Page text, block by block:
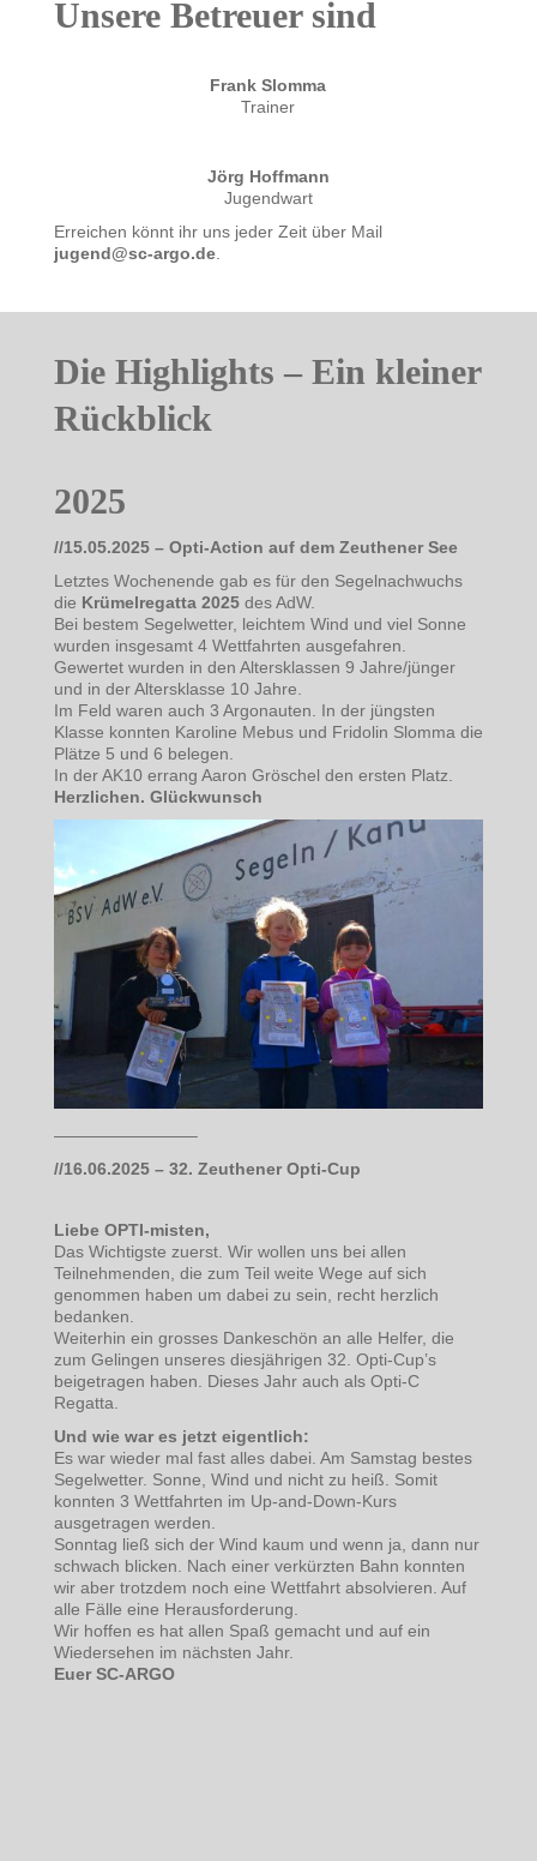
Unsere Betreuer sind
Frank Slomma
Trainer
Jörg Hoffmann
Jugendwart
Erreichen könnt ihr uns jeder Zeit über Mail
jugend@sc-argo.de.
Die Highlights – Ein kleiner
Rückblick
2025
//15.05.2025 – Opti-Action auf dem Zeuthener See
Letztes Wochenende gab es für den Segelnachwuchs
die Krümelregatta 2025des AdW.
Bei bestem Segelwetter, leichtem Wind und viel Sonne
wurden insgesamt 4 Wettfahrten ausgefahren.
Gewertet wurden in den Altersklassen 9 Jahre/jünger
und in der Altersklasse 10 Jahre.
Im Feld waren auch 3 Argonauten. In der jüngsten
Klasse konnten Karoline Mebus und Fridolin Slomma die
Plätze 5 und 6 belegen.
In der AK10 errang Aaron Gröschel den ersten Platz.
Herzlichen. Glückwunsch
————————–
//16.06.2025 – 32. Zeuthener Opti-Cup
Liebe OPTI-misten,
Das Wichtigste zuerst. Wir wollen uns bei allen
Teilnehmenden, die zum Teil weite Wege auf sich
genommen haben um dabei zu sein, recht herzlich
bedanken.
Weiterhin ein grosses Dankeschön an alle Helfer, die
zum Gelingen unseres diesjährigen 32. Opti-Cup’s
beigetragen haben. Dieses Jahr auch als Opti-C
Regatta.
Und wie war es jetzt eigentlich:
Es war wieder mal fast alles dabei. Am Samstag bestes
Segelwetter. Sonne, Wind und nicht zu heiß. Somit
konnten 3 Wettfahrten im Up-and-Down-Kurs
ausgetragen werden.
Sonntag ließ sich der Wind kaum und wenn ja, dann nur
schwach blicken. Nach einer verkürzten Bahn konnten
wir aber trotzdem noch eine Wettfahrt absolvieren. Auf
alle Fälle eine Herausforderung.
Wir hoffen es hat allen Spaß gemacht und auf ein
Wiedersehen im nächsten Jahr.
Euer SC-ARGO